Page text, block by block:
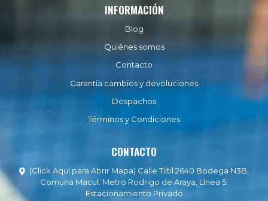
INFORMACIÓN
Blog
Quiénes somos
Contacto
Garantía cambios y devoluciones
Despachos
Términos y Condiciones
CONTACTO
(Click Aquí para Abrir Mapa) Calle Tiltil 2640 Bodega N3B,
Comuna Macul. Metro Rodrigo de Araya, Línea 5.
Estacionamiento Privado